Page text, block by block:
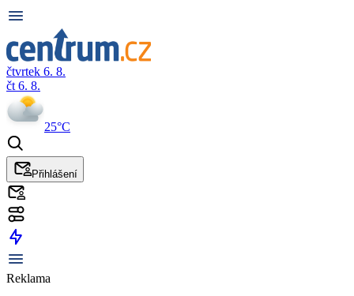
čtvrtek 6. 8.
čt 6. 8.
25°C
Přihlášení
Reklama